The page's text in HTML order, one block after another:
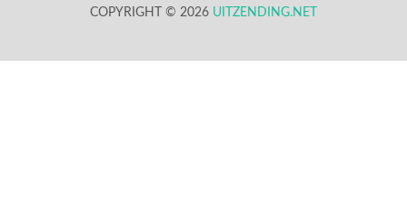
COPYRIGHT © 2026 UITZENDING.NET